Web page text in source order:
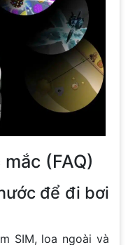
(FAQ)
để đi bơi
SIM, loa ngoài và